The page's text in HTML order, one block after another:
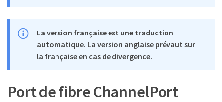
La version française est une traduction
automatique. La version anglaise prévaut sur
la française en cas de divergence.
Port de fibre ChannelPort